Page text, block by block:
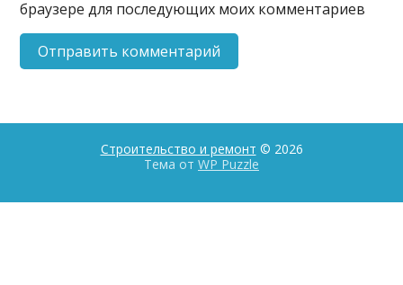
браузере для последующих моих комментариев
Строительство и ремонт © 2026
Тема от WP Puzzle